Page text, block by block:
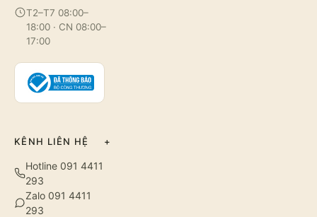
T2–T7 08:00–
18:00 · CN 08:00–
17:00
KÊNH LIÊN HỆ +
Hotline 091 4411
293
Zalo 091 4411
293